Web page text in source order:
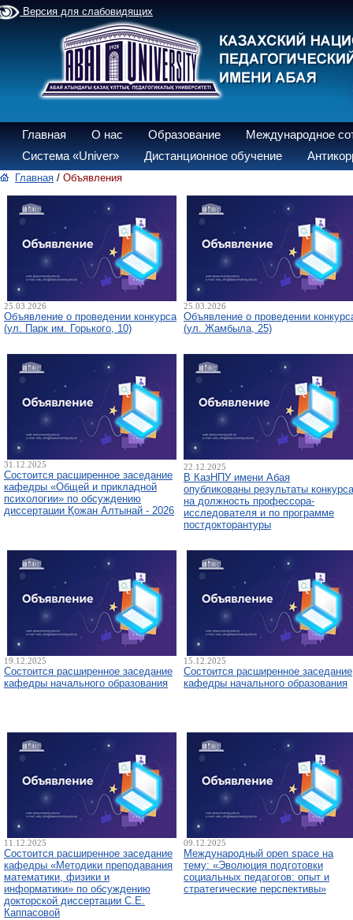
Версия для слабовидящих
Главная О нас Образование
Международное
Система «Univer»
Дистанционное обучение
Главная / Объявления
25.03.2026
Объявление о проведении конкурса
(ул. Парк им. Горького, 10)
25.03.2026
Объявление о проведении
(ул. Жамбыла, 25)
31.12.2025
Состоится расширенное заседание
кафедры «Общей и прикладной
психологии» по обсуждению
диссертации Қожан Алтынай - 2026
22.12.2025
В КазНПУ имени Абая
опубликованы результаты конкурса
на должность профессора-
исследователя и по программе
постдокторантуры
19.12.2025
Состоится расширенное заседание
кафедры начального образования
15.12.2025
Состоится расширенное заседание
кафедры начального образования
11.12.2025
Состоится расширенное заседание
кафедры «Методики преподавания
математики, физики и
информатики» по обсуждению
докторской диссертации С.Е.
Каппасовой
09.12.2025
Международный open space на
тему: «Эволюция подготовки
социальных педагогов: опыт и
стратегические перспективы»